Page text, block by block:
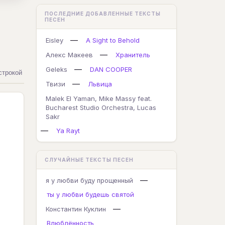
ПОСЛЕДНИЕ ДОБАВЛЕННЫЕ ТЕКСТЫ
ПЕСЕН
Eisley —
A Sight to Behold
Алекс Макеев
—
Хранитель
Geleks
—
DAN COOPER
Твизи
—
Львица
Malek El Yaman, Mike Massy feat.
Bucharest Studio Orchestra, Lucas
Sakr
— Ya Rayt
СЛУЧАЙНЫЕ ТЕКСТЫ ПЕСЕН
я у любви буду прощенный —
ты у любви будешь святой
Константин Куклин
—
Влюблённость